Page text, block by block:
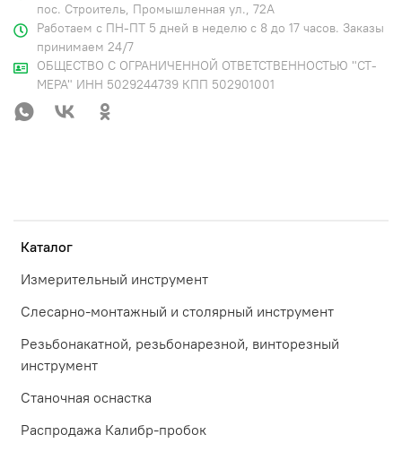
Каталог
Измерительный инструмент
Слесарно-монтажный и столярный инструмент
Резьбонакатной, резьбонарезной, винторезный
инструмент
Станочная оснастка
Распродажа Калибр-пробок
пос. Строитель, Промышленная ул., 72А
Работаем с ПН-ПТ 5 дней в неделю с 8 до 17 часов. Заказы
принимаем 24/7
ОБЩЕСТВО С ОГРАНИЧЕННОЙ ОТВЕТСТВЕННОСТЬЮ "СТ-
МЕРА" ИНН 5029244739 КПП 502901001